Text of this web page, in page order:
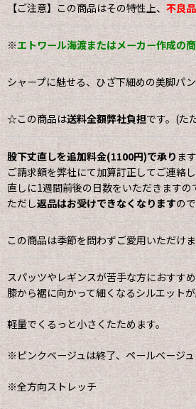
【ご注意】この商品はその特性上、不良
※エトワール海渡またはメーカー作成の
シャープに魅せる、ひざ下細めの美脚パ
☆この商品は送料全額弊社負担です。(た
股下丈直しを追加料金(1100円)で承りま
ご請求額を弊社にて加算訂正してご連絡し
直しに1週間前後の日数をいただきます
ただし返品はお受けできなくなりますの
この商品は季節を問わずご愛用いただけま
スパッツやレギンスが苦手な方におすす
膝から裾に向かって細くなるシルエット
軽量でくるっと小さくたためます。
※ピンクベージュは終了、ペールベージ
※全方向ストレッチ